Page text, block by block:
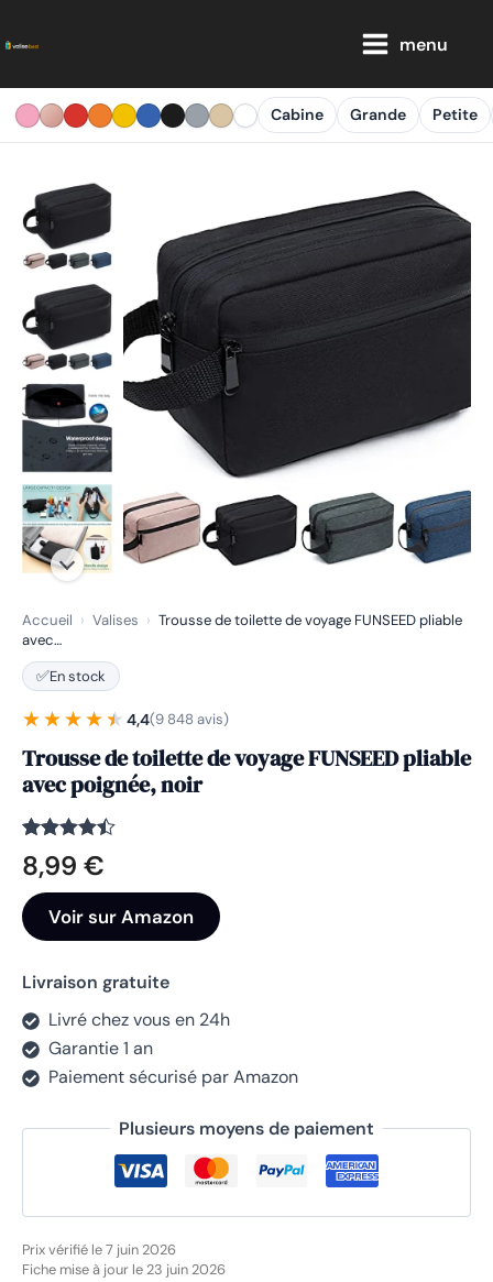
au
menu
Cabine Grande Petite
Accueil › Valises › Trousse de toilette de voyage FUNSEED pliable
avec…
✅En stock
★★★★★
★★★★★ 4,4(9 848 avis)
Trousse de toilette de voyage FUNSEED pliable
avec poignée, noir
Noté 4.4
sur 5
9848
notations
client
8,99 €
Voir sur Amazon
Livraison gratuite
Livré chez vous en 24h
Garantie 1 an
Paiement sécurisé par Amazon
Plusieurs moyens de paiement
Prix vérifié le 7 juin 2026
Fiche mise à jour le 23 juin 2026